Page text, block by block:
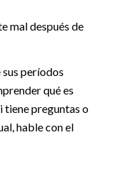
mal después de
períodos
qué es
tiene preguntas o
hable con el